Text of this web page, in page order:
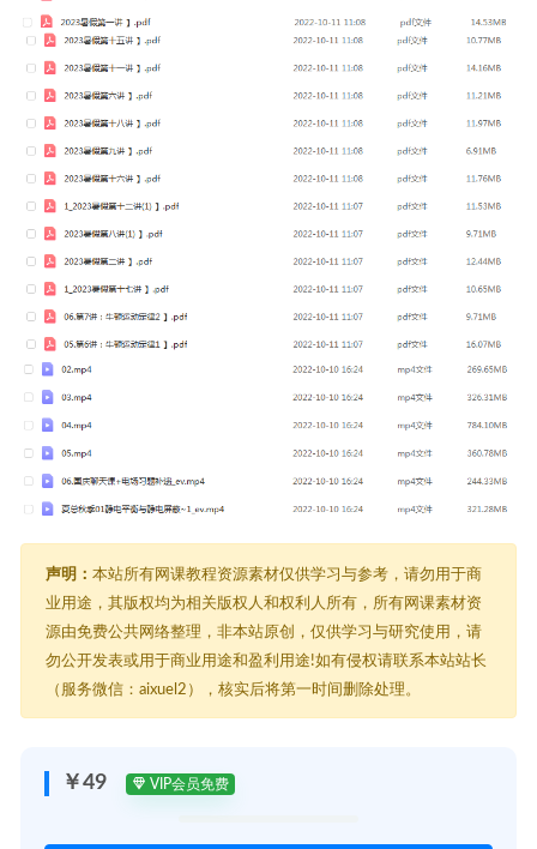
声明： 本站所有网课教程资源素材仅供学习与参考，请勿用于商
业用途，其版权均为相关版权人和权利人所有，所有网课素材资
源由免费公共网络整理，非本站原创，仅供学习与研究使用，请
勿公开发表或用于商业用途和盈利用途!如有侵权请联系本站站长
（服务微信：aixuel2），核实后将第一时间删除处理。
￥49 VIP会员免费